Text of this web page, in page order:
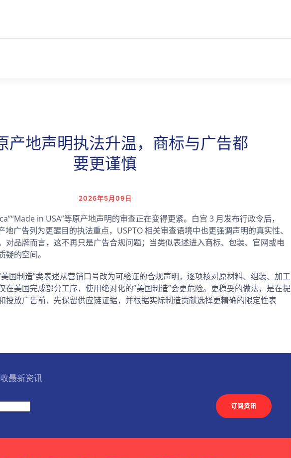
产地声明执法升温，商标与广告都
要更谨慎
2026年5月09日
in USA”等原产地声明的审查正在变得更紧。白宫 3 月发布行政令后，
地广告列为更醒目的执法重点，USPTO 相关审查语境中也更强调声明的真实性、
对品牌而言，这不再只是广告合规问题；当类似表述进入商标、包装、官网或电
疑的空间。
国制造”类表述从营销口号改为可验证的合规声明，逐项核对原材料、组装、加工
在美国完成部分工序，使用绝对化的“美国制造”会更危险。更稳妥的做法，是在提
投放广告前，先保留供应链证据，并根据实际制造贡献选择更精确的限定性表
最新资讯
订阅资讯